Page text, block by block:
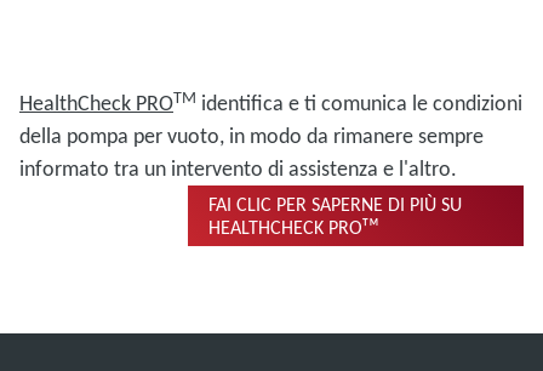
HealthCheck PROTM identifica e ti comunica le condizioni
della pompa per vuoto, in modo da rimanere sempre
informato tra un intervento di assistenza e l'altro.
FAI CLIC PER SAPERNE DI PIÙ SU
HEALTHCHECK PROᵀᴹ